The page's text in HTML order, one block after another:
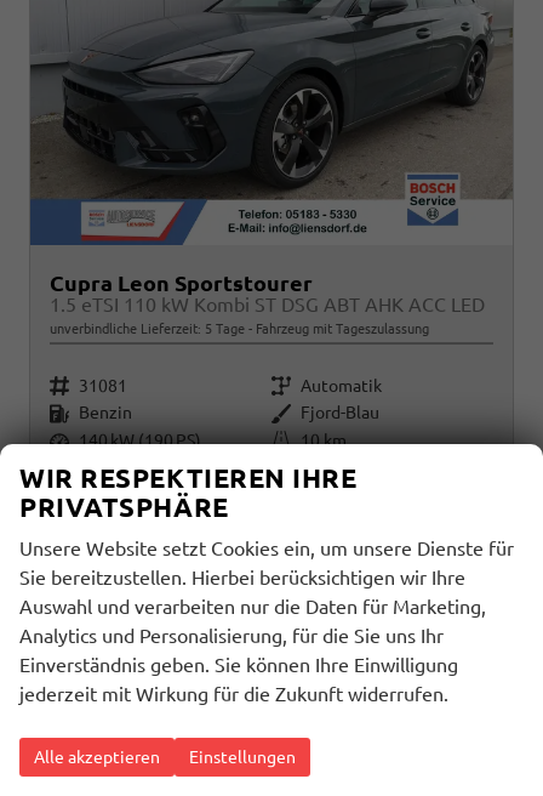
Cupra Leon Sportstourer
1.5 eTSI 110 kW Kombi ST DSG ABT AHK ACC LED
unverbindliche Lieferzeit: 5 Tage Fahrzeug mit Tageszulassung
Fahrzeugnr. 31081 Getriebe Automatik
Kraftstoff Benzin Außenfarbe Fjord-Blau
Leistung 140 kW (190 PS) Kilometerstand 10 km
01.02.2026
32.540,– €
Verbrauch kombiniert:5,70 l/100km
CO2-Klasse: D
CO 2-Emissionen:131,00 g/km
WIR RESPEKTIEREN IHRE
PRIVATSPHÄRE
Unsere Website setzt Cookies ein, um unsere Dienste für
Sie bereitzustellen. Hierbei berücksichtigen wir Ihre
Auswahl und verarbeiten nur die Daten für Marketing,
Analytics und Personalisierung, für die Sie uns Ihr
Einverständnis geben. Sie können Ihre Einwilligung
jederzeit mit Wirkung für die Zukunft widerrufen.
Alle akzeptieren Einstellungen